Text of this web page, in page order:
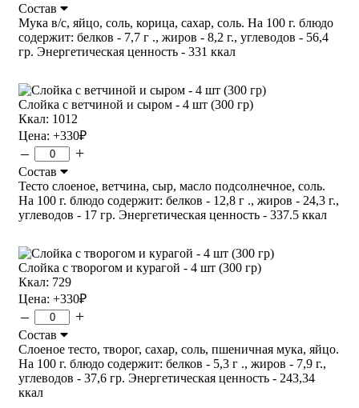
Состав
Мука в/с, яйцо, соль, корица, сахар, соль. На 100 г. блюдо
содержит: белков - 7,7 г ., жиров - 8,2 г., углеводов - 56,4
гр. Энергетическая ценность - 331 ккал
Слойка с ветчиной и сыром - 4 шт (300 гр)
Ккал: 1012
Цена: +330₽
– +
Состав
Тесто слоеное, ветчина, сыр, масло подсолнечное, соль.
На 100 г. блюдо содержит: белков - 12,8 г ., жиров - 24,3 г.,
углеводов - 17 гр. Энергетическая ценность - 337.5 ккал
Слойка с творогом и курагой - 4 шт (300 гр)
Ккал: 729
Цена: +330₽
– +
Состав
Слоеное тесто, творог, сахар, соль, пшеничная мука, яйцо.
На 100 г. блюдо содержит: белков - 5,3 г ., жиров - 7,9 г.,
углеводов - 37,6 гр. Энергетическая ценность - 243,34
ккал